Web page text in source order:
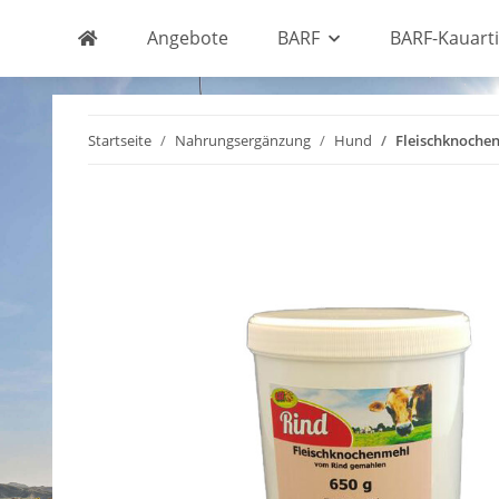
Angebote BARF BARF-
Startseite Nahrungsergänzung Hund